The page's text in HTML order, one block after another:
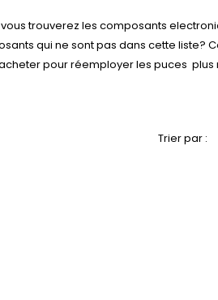
trouverez les composants
qui ne sont pas dans cette liste?
pour réemployer les puces plus
Trier par :